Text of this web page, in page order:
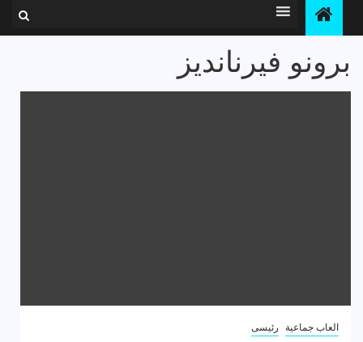
برونو فيرنانديز
العاب جماعية رئيسى